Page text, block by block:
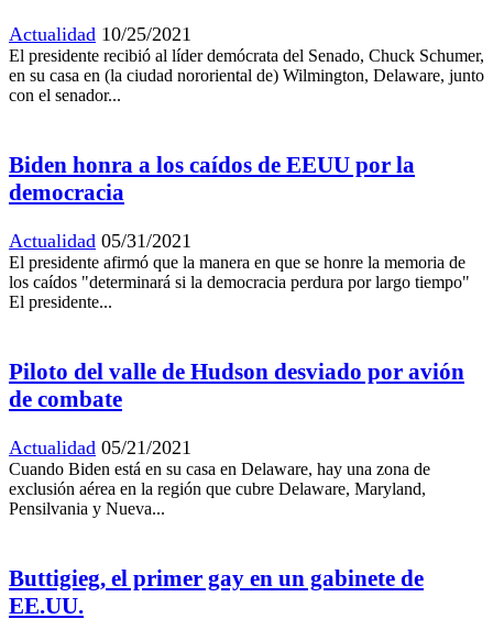
Actualidad 10/25/2021
El presidente recibió al líder demócrata del Senado, Chuck Schumer,
en su casa en (la ciudad nororiental de) Wilmington, Delaware, junto
con el senador...
Biden honra a los caídos de EEUU por la
democracia
Actualidad 05/31/2021
El presidente afirmó que la manera en que se honre la memoria de
los caídos "determinará si la democracia perdura por largo tiempo"
El presidente...
Piloto del valle de Hudson desviado por avión
de combate
Actualidad 05/21/2021
Cuando Biden está en su casa en Delaware, hay una zona de
exclusión aérea en la región que cubre Delaware, Maryland,
Pensilvania y Nueva...
Buttigieg, el primer gay en un gabinete de
EE.UU.